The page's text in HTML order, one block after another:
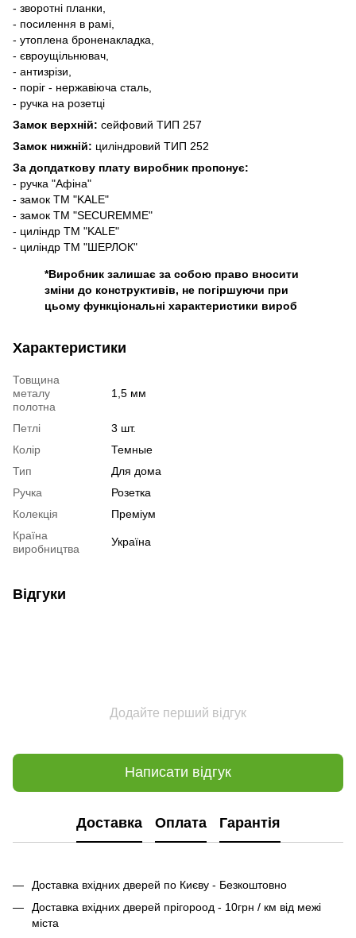
- зворотні планки,
- посилення в рамі,
- утоплена броненакладка,
- євроущільнювач,
- антизрізи,
- поріг - нержавіюча сталь,
- ручка на розетці
Замок верхній: сейфовий ТИП 257
Замок нижній: циліндровий ТИП 252
За допдаткову плату виробник пропонує:
- ручка "Афіна"
- замок ТМ "KALE"
- замок ТМ "SECUREMME"
- циліндр ТМ "KALE"
- циліндр ТМ "ШЕРЛОК"
*Виробник залишає за собою право вносити
зміни до конструктивів, не погіршуючи при
цьому функціональні характеристики вироб
Характеристики
Товщина
металу
полотна
1,5 мм
Петлі
3 шт.
Колір
Темные
Тип
Для дома
Ручка
Розетка
Колекція
Преміум
Країна
виробництва
Україна
Відгуки
Додайте перший відгук
Написати відгук
Доставка Оплата Гарантія
Доставка вхідних дверей по Києву - Безкоштовно
Доставка вхідних дверей прігороод - 10грн / км від межі
міста